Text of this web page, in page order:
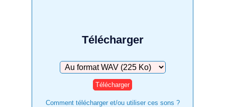
Télécharger
Télécharger
Comment télécharger et/ou utiliser ces sons ?